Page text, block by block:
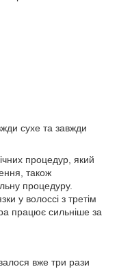
сухе та завжди
процедур, який
також
процедуру.
у волоссі з третім
працює сильніше за
вже три рази